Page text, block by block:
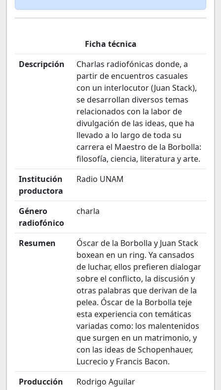
Ficha técnica
Descripción
Charlas radiofónicas donde, a
partir de encuentros casuales
con un interlocutor (Juan Stack),
se desarrollan diversos temas
relacionados con la labor de
divulgación de las ideas, que ha
llevado a lo largo de toda su
carrera el Maestro de la Borbolla:
filosofía, ciencia, literatura y arte.
Institución
productora
Radio UNAM
Género
radiofónico
charla
Resumen
Óscar de la Borbolla y Juan Stack
boxean en un ring. Ya cansados
de luchar, ellos prefieren dialogar
sobre el conflicto, la discusión y
otras palabras que derivan de la
pelea. Óscar de la Borbolla teje
esta experiencia con temáticas
variadas como: los malentenidos
que surgen en un matrimonio, y
con las ideas de Schopenhauer,
Lucrecio y Francis Bacon.
Producción
Rodrigo Aguilar